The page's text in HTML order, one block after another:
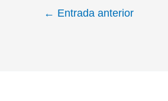
← Entrada anterior